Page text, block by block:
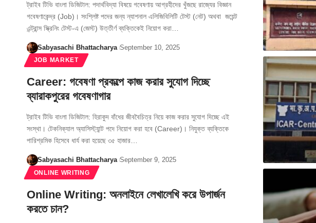
ট্রাইব টিভি বাংলা ডিজিটাল: পদার্থবিদ্যা বিষয়ে গবেষণায় আগ্রহীদের খুঁজছে রাজ্যের বিজ্ঞান
গবেষণাকেন্দ্র (Job)। সংশ্লিষ্ট পদের জন্য ন্যাশনাল এলিজিবিলিটি টেস্ট (নেট) অথবা জয়েন্ট
এন্ট্রান্স স্ক্রিনিং টেস্ট-এ (জেস্ট) উত্তীর্ণ ব্যক্তিকেই নিয়োগ করা…
Sabyasachi Bhattacharya September 10, 2025
JOB MARKET
Career: গবেষণা প্রকল্পে কাজ করার সুযোগ দিচ্ছে
ব্যারাকপুরের গবেষণাগার
ট্রাইব টিভি বাংলা ডিজিটাল: হিরাকুদ বাঁধের জীববৈচিত্র নিয়ে কাজ করার সুযোগ দিচ্ছে এই
সংস্থা। টেকনিক্যাল অ্যাসিস্ট্যান্ট পদে নিয়োগ করা হবে (Career)। নিযুক্ত ব্যক্তিকে
পারিশ্রমিক হিসেবে ধার্য করা হয়েছে ৩৫ হাজার…
Sabyasachi Bhattacharya September 9, 2025
ONLINE WRITING
Online Writing: অনলাইনে লেখালেখি করে উপার্জন
করতে চান?